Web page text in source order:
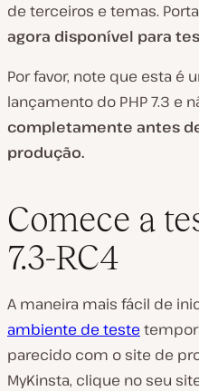
de terceiros e temas.
agora disponível para
Por favor, note que esta é
lançamento do PHP 7.3 e
completamente antes
produção.
Comece a
7.3-RC4
A maneira mais fácil de
ambiente de teste
parecido com o site de
MyKinsta, clique no seu